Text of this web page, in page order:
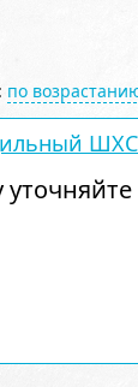
по
уточняйте